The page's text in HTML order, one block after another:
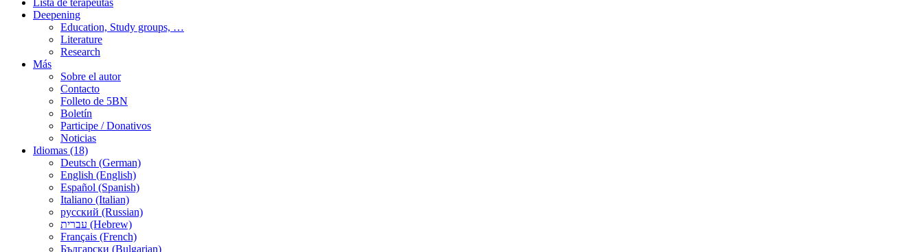
Lista de terapeutas
Deepening
Education, Study groups, …
Literature
Research
Más
Sobre el autor
Contacto
Folleto de 5BN
Boletín
Participe / Donativos
Noticias
Idiomas (18)
Deutsch (German)
English (English)
Español (Spanish)
Italiano (Italian)
русский (Russian)
עברית (Hebrew)
Français (French)
Български (Bulgarian)